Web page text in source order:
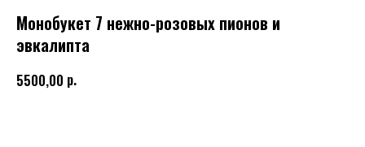
Монобукет 7 нежно-розовых пионов и
эвкалипта
5500,00 р.